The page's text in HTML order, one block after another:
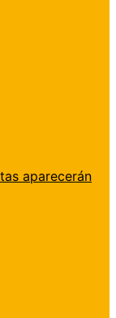
aparecerán